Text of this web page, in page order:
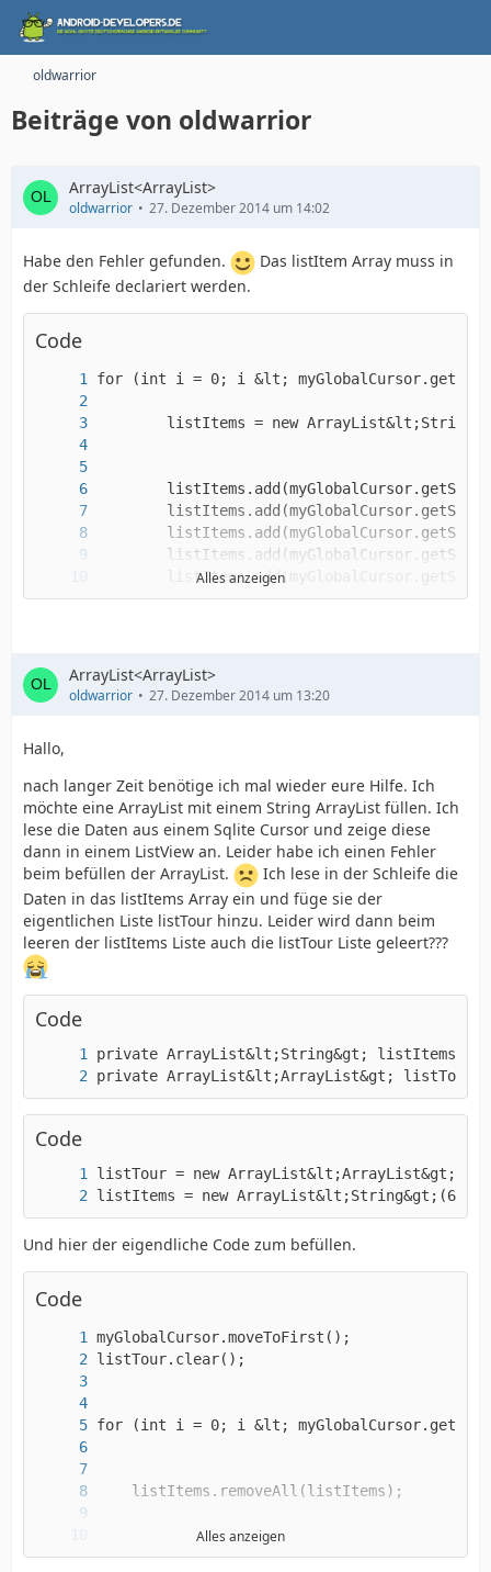
oldwarrior
Beiträge von oldwarrior
ArrayList<ArrayList>
oldwarrior 27. Dezember 2014 um 14:02
Habe den Fehler gefunden.
Das listItem Array muss in
der Schleife declariert werden.
Code
Alles anzeigen
ArrayList<ArrayList>
oldwarrior 27. Dezember 2014 um 13:20
Hallo,
nach langer Zeit benötige ich mal wieder eure Hilfe. Ich
möchte eine ArrayList mit einem String ArrayList füllen. Ich
lese die Daten aus einem Sqlite Cursor und zeige diese
dann in einem ListView an. Leider habe ich einen Fehler
beim befüllen der ArrayList.
Ich lese in der Schleife die
Daten in das listItems Array ein und füge sie der
eigentlichen Liste listTour hinzu. Leider wird dann beim
leeren der listItems Liste auch die listTour Liste geleert???
Code
private ArrayList&lt;ArrayList&gt; listTour;
Code
listItems = new ArrayList&lt;String&gt;(6);
Und hier der eigendliche Code zum befüllen.
Code
Alles anzeigen